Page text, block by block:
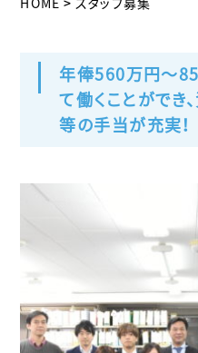
年俸560万円～
て働くことができ
等の手当が充実！